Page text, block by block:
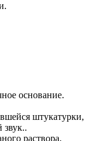
основание.
штукатурки,
звук..
раствора.